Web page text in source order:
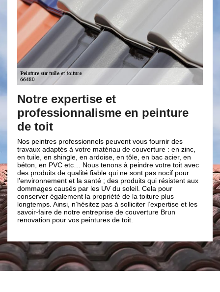
à
Notre expertise et
professionnalisme en peinture
de toit
Nos peintres professionnels peuvent vous fournir des
travaux adaptés à votre matériau de couverture : en zinc,
en tuile, en shingle, en ardoise, en tôle, en bac acier, en
béton, en PVC etc… Nous tenons à peindre votre toit avec
des produits de qualité fiable qui ne sont pas nocif pour
l’environnement et la santé ; des produits qui résistent aux
dommages causés par les UV du soleil. Cela pour
conserver également la propriété de la toiture plus
longtemps. Ainsi, n’hésitez pas à solliciter l’expertise et les
savoir-faire de notre entreprise de couverture Brun
renovation pour vos peintures de toit.
une
ou
de